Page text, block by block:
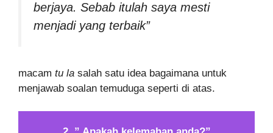
berjaya. Sebab itulah saya mesti
menjadi yang terbaik”
macam tu la salah satu idea bagaimana untuk
menjawab soalan temuduga seperti di atas.